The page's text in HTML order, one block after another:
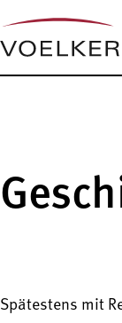
Spätestens mit